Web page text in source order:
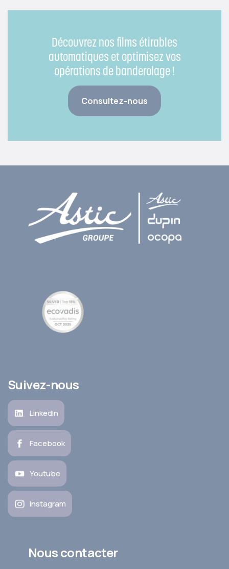
Découvrez nos films étirables
automatiques et optimisez vos
opérations de banderolage !
Consultez-nous
Suivez-nous
LinkedIn
Facebook
Youtube
Instagram
Nous contacter